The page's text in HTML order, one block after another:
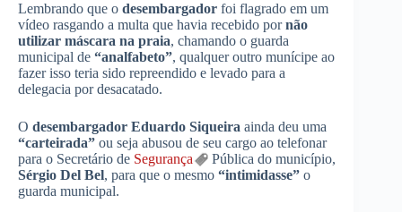
Lembrando que o desembargador foi flagrado em um
vídeo rasgando a multa que havia recebido pornão
utilizar máscara na praia, chamando o guarda
municipal de “analfabeto”, qualquer outro munícipe ao
fazer isso teria sido repreendido e levado para a
delegacia por desacatado.
O desembargador Eduardo Siqueira ainda deu uma
“carteirada” ou seja abusou de seu cargo ao telefonar
para o Secretário de Segurança
Pública do município,
Sérgio Del Bel, para que o mesmo “intimidasse” o
guarda municipal.